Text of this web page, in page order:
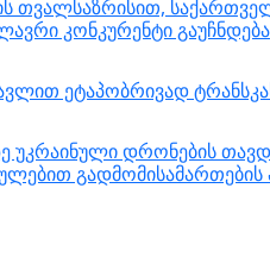
თვალსაზრისით,
კონკურენტი გაუჩნდება
ეტაპობრივად
უკრაინული დრონების